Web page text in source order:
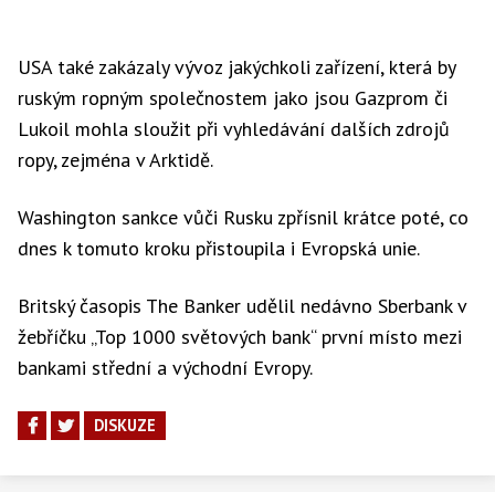
USA také zakázaly vývoz jakýchkoli zařízení, která by
ruským ropným společnostem jako jsou Gazprom či
Lukoil mohla sloužit při vyhledávání dalších zdrojů
ropy, zejména v Arktidě.
Washington sankce vůči Rusku zpřísnil krátce poté, co
dnes k tomuto kroku přistoupila i Evropská unie.
Britský časopis The Banker udělil nedávno Sberbank v
žebříčku „Top 1000 světových bank“ první místo mezi
bankami střední a východní Evropy.
DISKUZE